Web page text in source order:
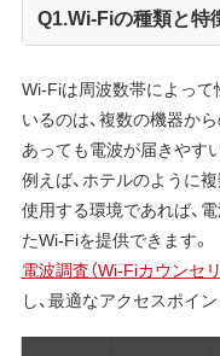
Q1.Wi-Fiの種類と特
Wi-Fiは周波数帯によっ
いるのは、複数の機器か
あっても電波が届きやす
例えば、ホテルのように
使用する環境であれば、
たWi-Fiを提供できます。
電波調査（Wi-Fiカウンセリ
し、最適なアクセスポイ